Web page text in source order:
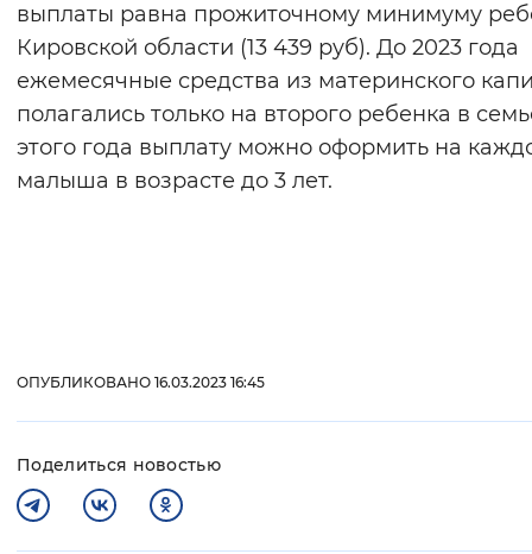
выплаты равна прожиточному минимуму
Кировской области (13 439 руб). До 2023 года
ежемесячные средства из материнского
полагались только на второго ребенка в
этого года выплату можно оформить на
малыша в возрасте до 3 лет.
ОПУБЛИКОВАНО 16.03.2023 16:45
Поделиться новостью